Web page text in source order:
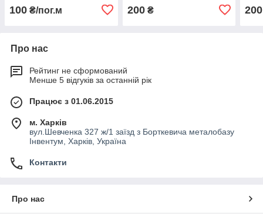
100 ₴/пог.м 200₴ 200
Про нас
Рейтинг не сформований
Менше 5 відгуків за останній рік
Працює з 01.06.2015
м. Харків
вул.Шевченка 327 ж/1 заїзд з Борткевича металобазу
Інвентум, Харків, Україна
Контакти
Про нас